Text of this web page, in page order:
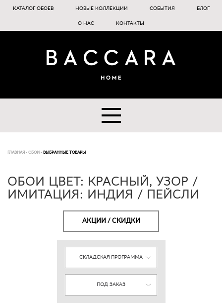
КАТАЛОГ ОБОЕВ НОВЫЕ КОЛЛЕКЦИИ СОБЫТИЯ БЛОГ
О НАС КОНТАКТЫ
ГЛАВНАЯ - ОБОИ - ВЫБРАННЫЕ ТОВАРЫ
ОБОИ ЦВЕТ: КРАСНЫЙ, УЗОР /
ИМИТАЦИЯ: ИНДИЯ / ПЕЙСЛИ
АКЦИИ / СКИДКИ
СКЛАДСКАЯ ПРОГРАММА
ПОД ЗАКАЗ